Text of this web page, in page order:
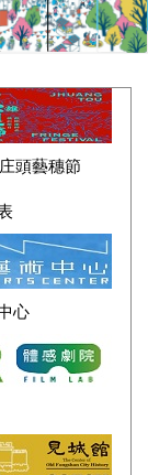
日至9月27日)(另
頭藝穗節
心